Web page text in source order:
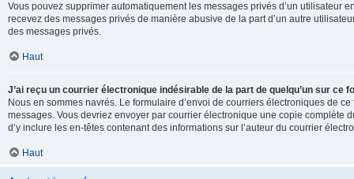
Vous pouvez supprimer automatiquement les messages privés d’un utilisateur
recevez des messages privés de manière abusive de la part d’un autre
des messages privés.
Haut
J’ai reçu un courrier électronique indésirable de la part de quelqu’un sur ce
Nous en sommes navrés. Le formulaire d’envoi de courriers électroniques de
messages. Vous devriez envoyer par courrier électronique une copie complète
d’y inclure les en-têtes contenant des informations sur l’auteur du courrier
Haut